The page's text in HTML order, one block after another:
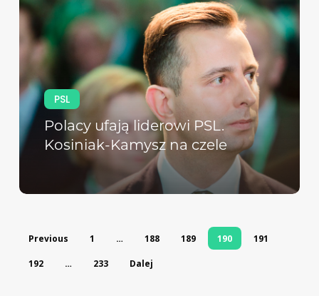
PSL
Polacy ufają liderowi PSL.
Kosiniak-Kamysz na czele
Previous 1 … 188 189 190 191
192 … 233 Dalej